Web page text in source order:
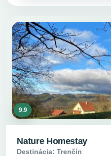
9.9
Nature Homestay
Destinácia: Trenčín